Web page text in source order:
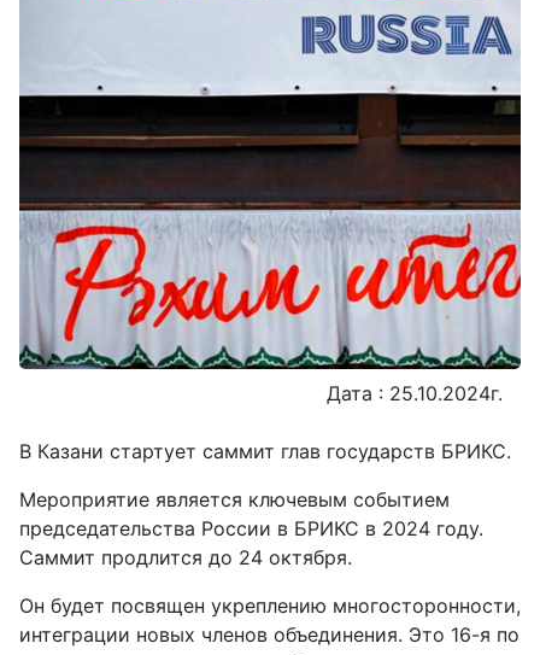
Дата : 25.10.2024г.
В Казани стартует саммит глав государств БРИКС.
Мероприятие является ключевым событием
председательства России в БРИКС в 2024 году.
Саммит продлится до 24 октября.
Он будет посвящен укреплению многосторонности,
интеграции новых членов объединения. Это 16-я по